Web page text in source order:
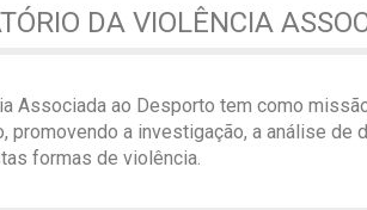
DA VIOLÊNCIA
Associada ao Desporto tem como
promovendo a investigação, a análise
formas de violência.